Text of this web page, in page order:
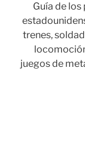
Guía de
trenes,
juegos de